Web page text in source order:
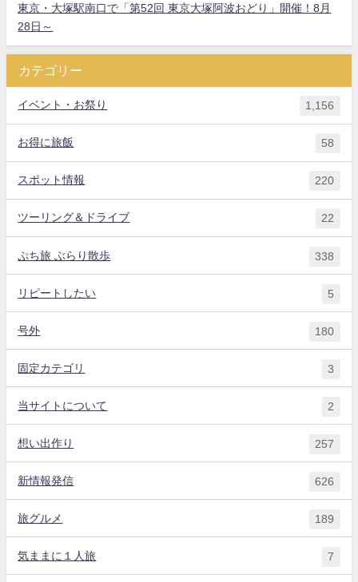
東京・大塚駅南口で「第52回 東京大塚阿波おどり」開催！8月
28日～
カテゴリー
イベント・お祭り 1,156
お得に旅飯 58
スポット情報 220
ツーリング＆ドライブ 22
ぷち旅 ぶらり散歩 338
リピートしたい 5
号外 180
固定カテゴリ 3
当サイトについて 2
想い出作り 257
新情報発信 626
旅グルメ 189
気ままに１人旅 7